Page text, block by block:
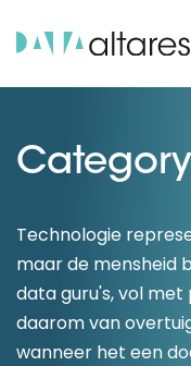
Technologie
maar de mensheid
data guru's, vol met
daarom van
wanneer het een